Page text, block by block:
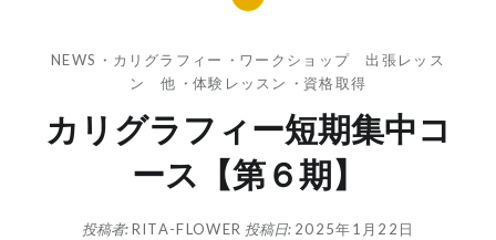
NEWS ・ カリグラフィー ・ ワークショップ 出張レッス
ン 他 ・ 体験レッスン ・ 資格取得
カリグラフィー短期集中コ
ース【第６期】
投稿者:RITA-FLOWER 投稿日: 2025年1月22日